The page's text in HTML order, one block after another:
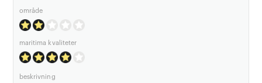
område
maritima kvaliteter
beskrivning